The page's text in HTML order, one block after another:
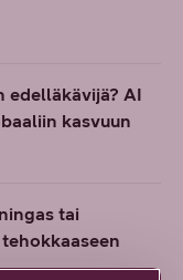
edelläkävijä? AI
kasvuun
tai